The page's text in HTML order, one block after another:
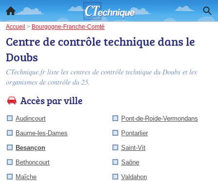
Accueil > Bourgogne-Franche-Comté
Centre de contrôle technique dans le
Doubs
CTechnique.fr liste les centres de contrôle technique du Doubs et les
organismes de contrôle du 25.
Accès par ville
Audincourt
Baume-les-Dames
Besançon
Bethoncourt
Maîche
Pont-de-Roide-Vermondans
Pontarlier
Saint-Vit
Saône
Valdahon